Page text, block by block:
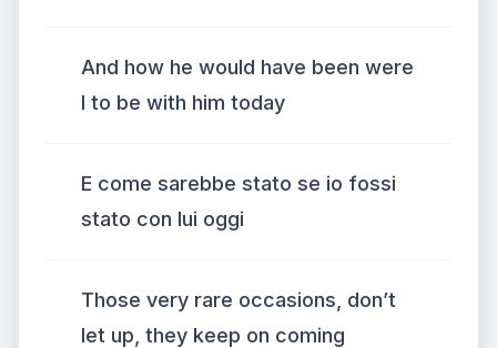
And how he would have been were
I to be with him today
E come sarebbe stato se io fossi
stato con lui oggi
Those very rare occasions, don’t
let up, they keep on coming